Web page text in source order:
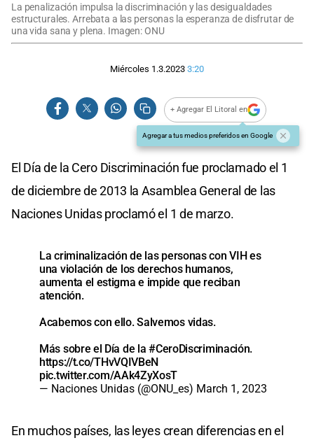
La penalización impulsa la discriminación y las desigualdades
estructurales. Arrebata a las personas la esperanza de disfrutar de
una vida sana y plena. Imagen: ONU
Miércoles 1.3.2023 3:20
+ Agregar El Litoral en
Agregar a tus medios preferidos en Google
El Día de la Cero Discriminación fue proclamado el 1
de diciembre de 2013 la Asamblea General de las
Naciones Unidas proclamó el 1 de marzo.
La criminalización de las personas con VIH es
una violación de los derechos humanos,
aumenta el estigma e impide que reciban
atención.
Acabemos con ello. Salvemos vidas.
Más sobre el Día de la#CeroDiscriminación.
https://t.co/THvVQIVBeN
pic.twitter.com/AAk4ZyXosT
— Naciones Unidas (@ONU_es) March 1, 2023
En muchos países, las leyes crean diferencias en el